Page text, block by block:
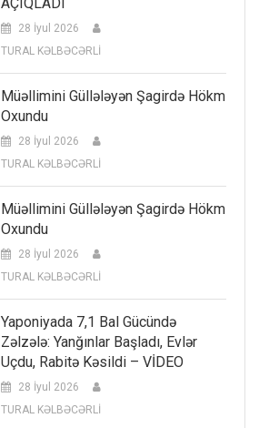
AÇIQLADI
28 İyul 2026
TURAL KƏLBƏCƏRLİ
Müəllimini Güllələyən Şagirdə Hökm
Oxundu
28 İyul 2026
TURAL KƏLBƏCƏRLİ
Müəllimini Güllələyən Şagirdə Hökm
Oxundu
28 İyul 2026
TURAL KƏLBƏCƏRLİ
Yaponiyada 7,1 Bal Gücündə
Zəlzələ: Yanğınlar Başladı, Evlər
Uçdu, Rabitə Kəsildi – VİDEO
28 İyul 2026
TURAL KƏLBƏCƏRLİ